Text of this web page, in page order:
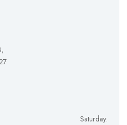
– 6 pm, Saturday: